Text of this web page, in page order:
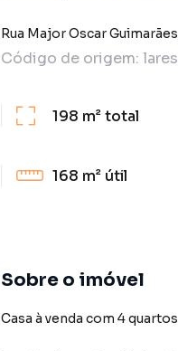
Rua Major Oscar Guimarães
Código de origem:
198 m²total
168 m² útil
Sobre o imóvel
Casa à venda com 4